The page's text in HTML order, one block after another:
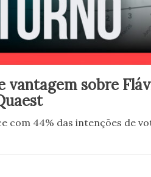
vantagem sobre
com 44% das intenções de